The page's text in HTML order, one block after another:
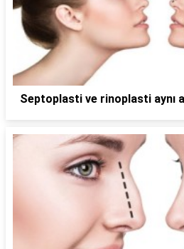
Septoplasti ve rinoplasti aynı